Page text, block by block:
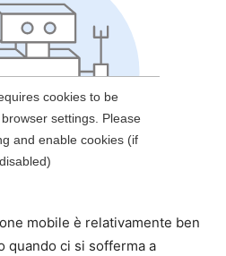
mobile è relativamente ben
quando ci si sofferma a